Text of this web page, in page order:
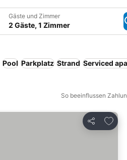
Gäste und Zimmer
2 Gäste, 1 Zimmer
Pool Parkplatz Strand Serviced
So beeinflussen
Teilen
Zu